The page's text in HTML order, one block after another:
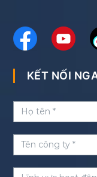
KẾT NỐI